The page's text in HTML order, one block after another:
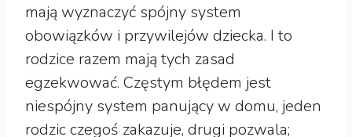
mają wyznaczyć spójny system
obowiązków i przywilejów dziecka. I to
rodzice razem mają tych zasad
egzekwować. Częstym błędem jest
niespójny system panujący w domu, jeden
rodzic czegoś zakazuje, drugi pozwala;